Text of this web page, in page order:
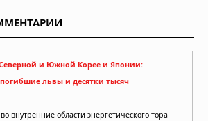
и Южной Корее и Японии:
львы и десятки тысяч
внутренние области энергетического тора